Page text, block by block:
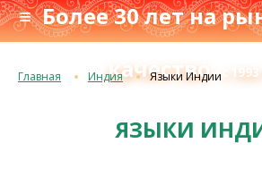
≡ Более 30 лет на
качество с 1993
Главная Индия Языки Индии
ЯЗЫКИ